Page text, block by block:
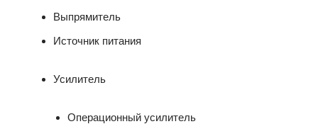
Выпрямитель
Источник питания
Усилитель
Операционный усилитель